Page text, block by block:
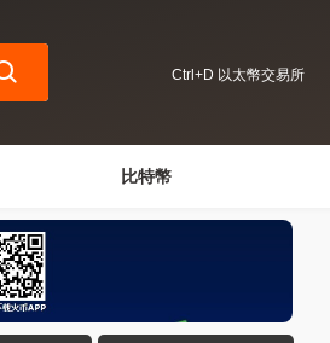
Ctrl+D 以太幣交易所
比特幣